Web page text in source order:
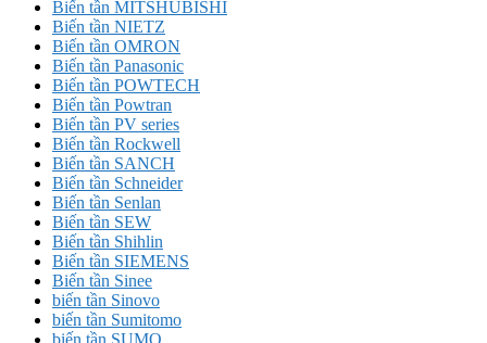
Biến tần MITSHUBISHI
Biến tần NIETZ
Biến tần OMRON
Biến tần Panasonic
Biến tần POWTECH
Biến tần Powtran
Biến tần PV series
Biến tần Rockwell
Biến tần SANCH
Biến tần Schneider
Biến tần Senlan
Biến tần SEW
Biến tần Shihlin
Biến tần SIEMENS
Biến tần Sinee
biến tần Sinovo
biến tần Sumitomo
biến tần SUMO